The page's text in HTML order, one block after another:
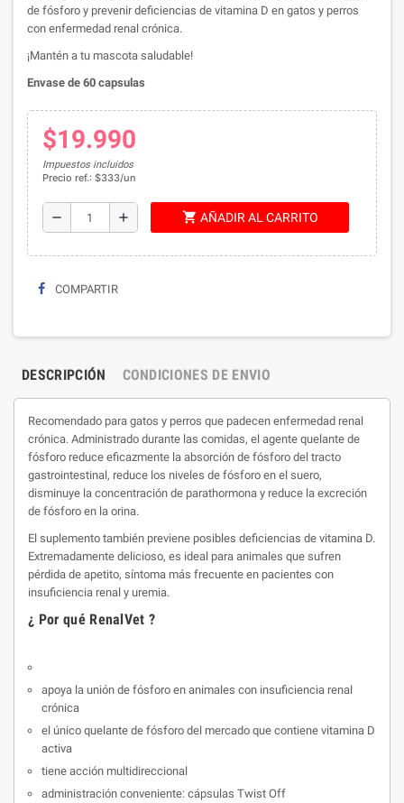
de fósforo y prevenir deficiencias de vitamina D en gatos y perros
con enfermedad renal crónica.
¡Mantén a tu mascota saludable!
Envase de 60 capsulas
$19.990
Impuestos incluidos
Precio ref.: $333/un
remove add shopping_cart AÑADIR AL CARRITO
COMPARTIR
DESCRIPCIÓN CONDICIONES DE ENVIO
Recomendado para gatos y perros que padecen enfermedad renal
crónica. Administrado durante las comidas, el agente quelante de
fósforo reduce eficazmente la absorción de fósforo del tracto
gastrointestinal, reduce los niveles de fósforo en el suero,
disminuye la concentración de parathormona y reduce la excreción
de fósforo en la orina.
El suplemento también previene posibles deficiencias de vitamina D.
Extremadamente delicioso, es ideal para animales que sufren
pérdida de apetito, síntoma más frecuente en pacientes con
insuficiencia renal y uremia.
¿ Por qué RenalVet ?
apoya la unión de fósforo en animales con insuficiencia renal
crónica
el único quelante de fósforo del mercado que contiene vitamina D
activa
tiene acción multidireccional
administración conveniente: cápsulas Twist Off